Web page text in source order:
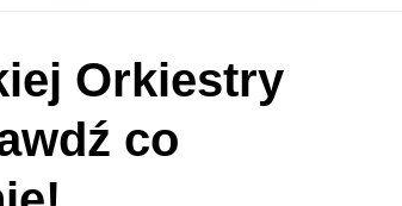
Orkiestry
co